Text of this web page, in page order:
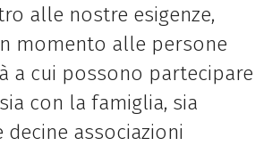
alle nostre esigenze,
momento alle persone
a cui possono partecipare
con la famiglia, sia
associazioni